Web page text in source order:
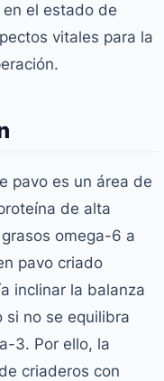
el estado de
vitales para la
pavo es un área de
de alta
omega-6 a
pavo criado
inclinar la balanza
no se equilibra
3. Por ello, la
criaderos con